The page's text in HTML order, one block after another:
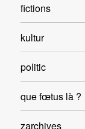
fictions
kultur
politic
que fœtus là ?
zarchives